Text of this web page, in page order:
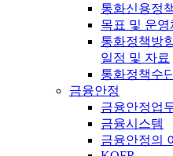
통화신용정
목표 및 운영
통화정책방
일정 및 자료
통화정책수
금융안정
금융안정업
금융시스템
금융안정의